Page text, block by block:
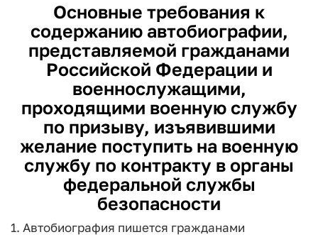
Основные требования к
содержанию автобиографии,
представляемой гражданами
Российской Федерации и
военнослужащими,
проходящими военную службу
по призыву, изъявившими
желание поступить на военную
службу по контракту в органы
федеральной службы
безопасности
1. Автобиография пишется гражданами